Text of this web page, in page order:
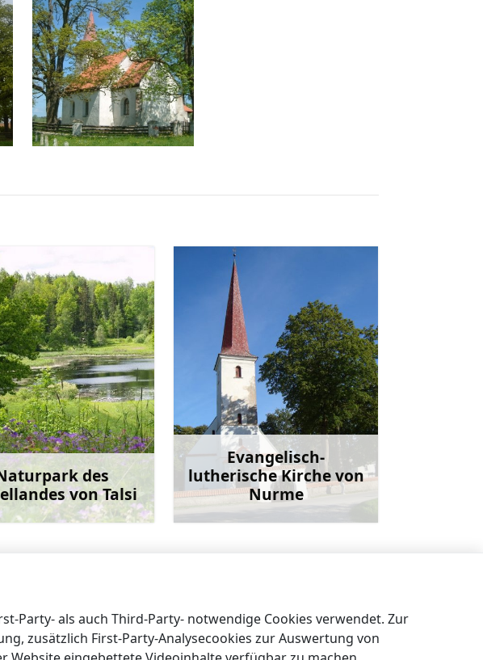
des
von Talsi
Mehr
Evangelisch-
lutherische Kirche von
Nurme
Mehr
Baptistenkirche von Talsi →
Party- als auch Third-Party- notwendige Cookies verwendet. Zur
zusätzlich First-Party-Analysecookies zur Auswertung von